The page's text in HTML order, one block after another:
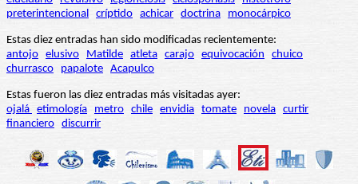
preterintencional críptido achicar doctrina monocárpico
Estas diez entradas han sido modificadas recientemente:
antojo elusivo Matilde atleta carajo equivocación
chuico
churrasco
papalote Acapulco
Estas fueron las diez entradas más visitadas ayer:
ojalá etimología metro chile envidia tomate novela curtir
financiero discurrir